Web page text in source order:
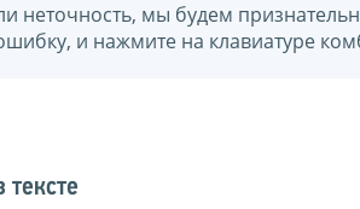
неточность, мы будем
и нажмите на клавиатуре